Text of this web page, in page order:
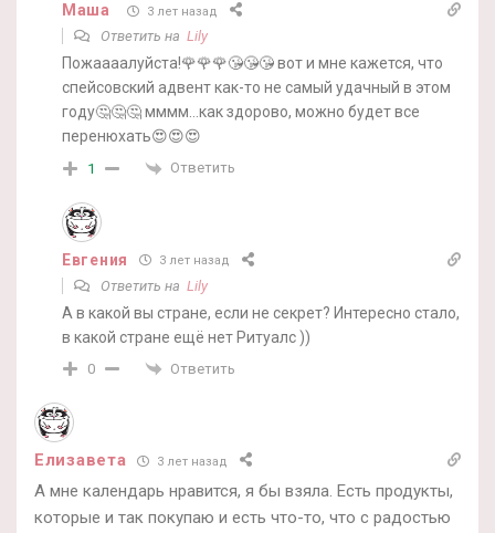
Маша 3 лет назад
Ответить на Lily
Пожаааалуйста!🌹🌹🌹😘😘😘 вот и мне кажется, что
спейсовский адвент как-то не самый удачный в этом
году🤔🤔🤔 мммм…как здорово, можно будет все
перенюхать😍😍😍
1 Ответить
Евгения 3 лет назад
Ответить на Lily
А в какой вы стране, если не секрет? Интересно стало,
в какой стране ещё нет Ритуалс ))
0 Ответить
Елизавета 3 лет назад
А мне календарь нравится, я бы взяла. Есть продукты,
которые и так покупаю и есть что-то, что с радостью